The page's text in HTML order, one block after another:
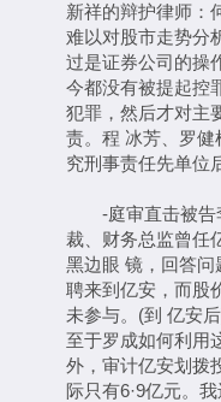
新祥的辩护律师：
难以对股市走势分
过是证券公司的操
今都没有被提起控
犯罪，然后才对主
责。程 冰芳、罗健
究刑事责任先单位
-庭审直击被告
裁、财务总监曾任
黑边眼 镜，回答问
聘来到亿安，而股
未参与。(到 亿安
至于罗成如何利用
外，审计亿安划拨
际只有6·9亿元。